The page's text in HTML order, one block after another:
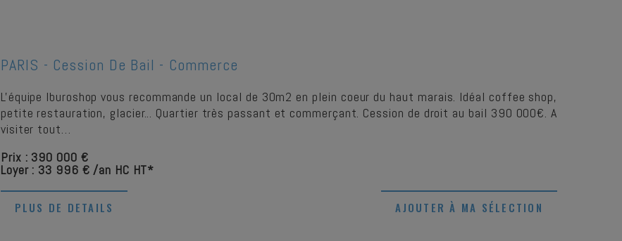
PARIS - Cession De Bail - Commerce
L'équipe Iburoshop vous recommande un local de 30m2 en plein coeur du haut marais. Idéal coffee shop,
petite restauration, glacier... Quartier très passant et commerçant. Cession de droit au bail 390 000€. A
visiter tout…
Prix : 390 000 €
Loyer : 33 996 € /an HC HT*
PLUS DE DETAILS AJOUTER À MA SÉLECTION